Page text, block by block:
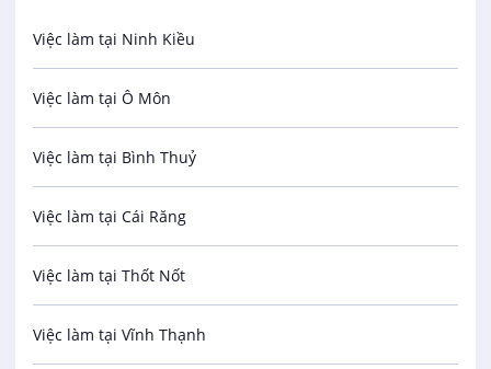
Bảo Vệ
An toàn lao động
Bảo hiểm
Biên phiên dịch
Bưu chính viễn thông
Cơ khí
Việc làm tại Ninh Kiều
Việc làm tại Ô Môn
Việc làm tại Bình Thuỷ
Việc làm tại Cái Răng
Việc làm tại Thốt Nốt
Việc làm tại Vĩnh Thạnh